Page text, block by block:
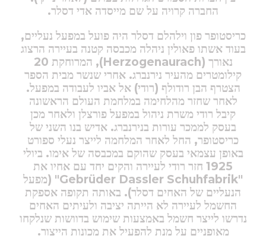
החברה קרויה על שם מייסדה אדי דסלר.
כריסטופר פון וילהלם דסלר היה פועל במפעל נעליים,
בעוד אשתו פאולין ניהלה מכבסה קטנה בעיירה הרצוג
נאורך (Herzogenaurach),
המרוחקת 20
קילומטרים מהעיר נירנברג. אחרי שנשר מבית הספר
הצטרף הבן רודולף (רודי) אל אביו לעבודה במפעל.
לאחר שחזר מהלחימה במלחמת העולם הראשונה
קיבל רודי משרת ניהול במפעל פורצלן ולאחר מכן
בעסק לממכר עורות בנירנברג. אדיש בנו השני של
כריסטופר, החל לאחר המלחמה לייצר נעלי ספורט
באופן עצמאי בעסק שהוקם במכבסה של אימו. ביולי
1925 חזר רודי לעיירה והקים יחד עם אחיו את
"Gebrüder Dassler Schuhfabrik" (
מפעל
הנעליים של האחים דסלר). באותה תקופה אספקת
החשמל לעיירה לא הייתה יציבה ולעיתים האחים
נדרשו לייצר חשמל באמצעות שימוש בדוושות שנלקחו
מאופניים על מנת להפעיל את מכונות הייצור.